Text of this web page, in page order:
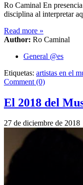
Ro Caminal En
disciplina al interpretar
Read more »
Author: Ro Caminal
General @es
Etiquetas: artistas en el
Comment (0)
El 2018 del
27 de diciembre de 2018